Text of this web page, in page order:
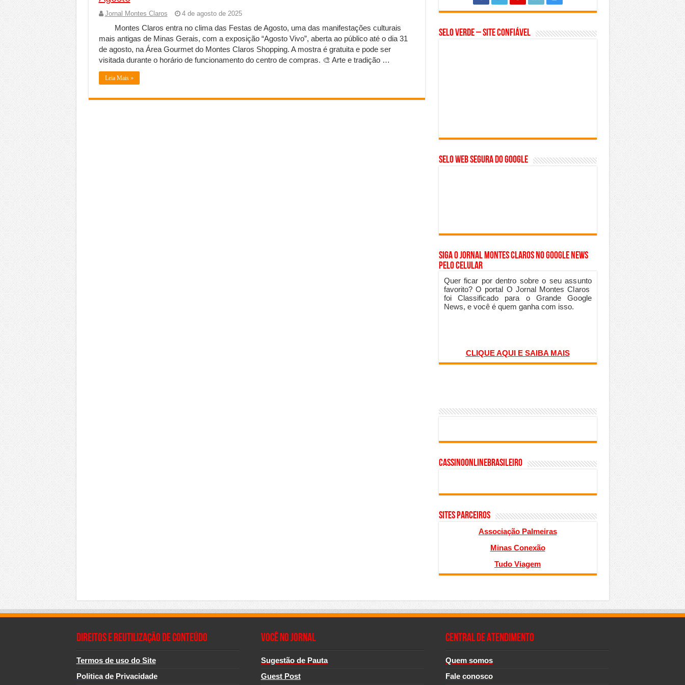
Jornal Montes Claros 4 de agosto de 2025
Montes Claros entra no clima das Festas de Agosto, uma das manifestações culturais
mais antigas de Minas Gerais, com a exposição “Agosto Vivo”, aberta ao público até o dia 31
de agosto, na Área Gourmet do Montes Claros Shopping. A mostra é gratuita e pode ser
visitada durante o horário de funcionamento do centro de compras. 🎨 Arte e tradição …
Leia Mais »
Selo Verde – Site Confiável
SELO WEB SEGURA do GOOGLE
Siga o Jornal Montes Claros no Google News
pelo Celular
Quer ficar por dentro sobre o seu assunto
favorito? O portal O Jornal Montes Claros
foi Classificado para o Grande Google
News, e você é quem ganha com isso.
CLIQUE AQUI E SAIBA MAIS
cassinoonlinebrasileiro
SITES PARCEIROS
Associação Palmeiras
Minas Conexão
Tudo Viagem
Direitos e Reutilização de Conteúdo
Termos de uso do Site
Politica de Privacidade
Você no Jornal
Sugestão de Pauta
Guest Post
CENTRAL DE ATENDIMENTO
Quem somos
Fale conosco